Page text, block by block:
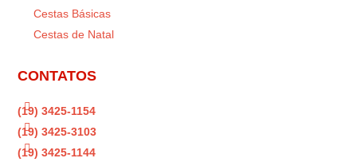
Cestas Básicas
Cestas de Natal
CONTATOS

(19) 3425-1154

(19) 3425-3103

(19) 3425-1144